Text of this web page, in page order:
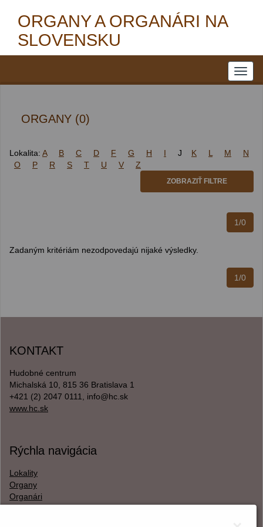
ORGANY A ORGANÁRI NA
SLOVENSKU
ORGANY (0)
Lokalita: A B C D F G H I J K L M
N
O
P R S T U V Z
ZOBRAZIŤ FILTRE
1/0
Zadaným kritériám nezodpovedajú nijaké výsledky.
1/0
KONTAKT
Hudobné centrum
Michalská 10, 815 36 Bratislava 1
+421 (2) 2047 0111, info@hc.sk
www.hc.sk
Rýchla navigácia
Lokality
Organy
Organári